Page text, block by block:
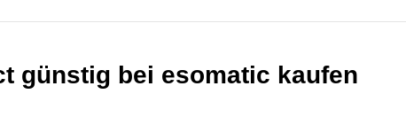
günstig bei esomatic kaufen